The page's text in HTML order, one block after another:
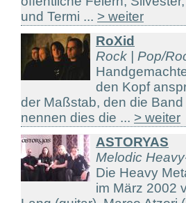
und Termi ... > weiter
RoXid
Rock | Pop/
den Kopf
der Maßstab, den die
nennen dies die ... > weiter
ASTORYAS
Melodic
Die Heavy
im März 2002